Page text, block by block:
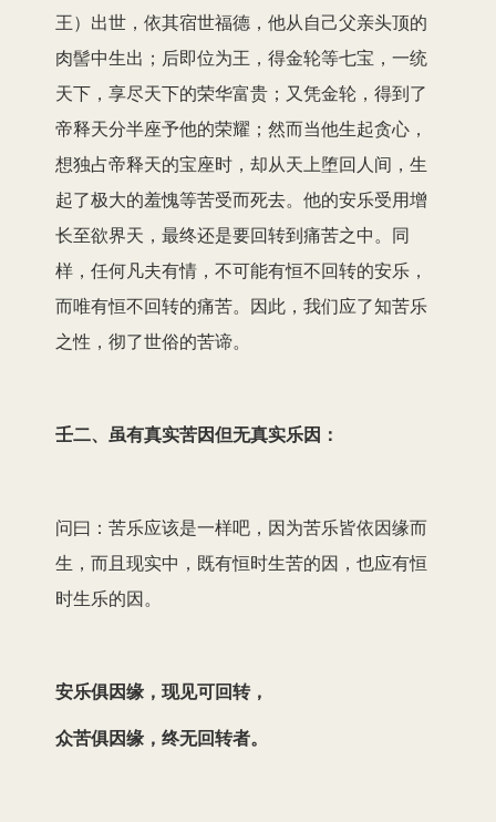
王）出世，依其宿世福德，他从自己父亲头顶的
肉髻中生出；后即位为王，得金轮等七宝，一统
天下，享尽天下的荣华富贵；又凭金轮，得到了
帝释天分半座予他的荣耀；然而当他生起贪心，
想独占帝释天的宝座时，却从天上堕回人间，生
起了极大的羞愧等苦受而死去。他的安乐受用增
长至欲界天，最终还是要回转到痛苦之中。同
样，任何凡夫有情，不可能有恒不回转的安乐，
而唯有恒不回转的痛苦。因此，我们应了知苦乐
之性，彻了世俗的苦谛。
壬二、虽有真实苦因但无真实乐因：
问曰：苦乐应该是一样吧，因为苦乐皆依因缘而
生，而且现实中，既有恒时生苦的因，也应有恒
时生乐的因。
安乐俱因缘，现见可回转，
众苦俱因缘，终无回转者。